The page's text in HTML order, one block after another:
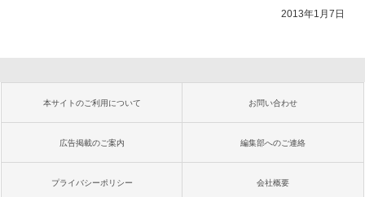
2013年1月7日
本サイトのご利用について お問い合わせ
広告掲載のご案内 編集部へのご連絡
プライバシーポリシー 会社概要